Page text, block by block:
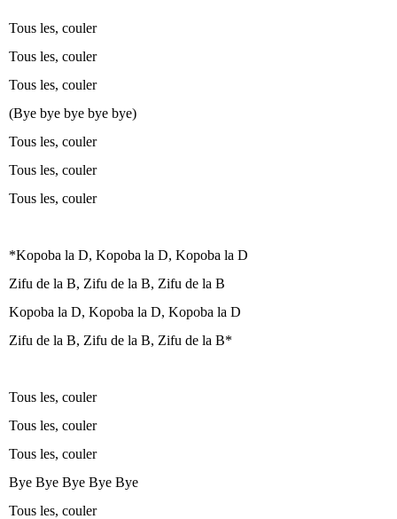
Tous les, couler
Tous les, couler
Tous les, couler
(Bye bye bye bye bye)
Tous les, couler
Tous les, couler
Tous les, couler
*Kopoba la D, Kopoba la D, Kopoba la D
Zifu de la B, Zifu de la B, Zifu de la B
Kopoba la D, Kopoba la D, Kopoba la D
Zifu de la B, Zifu de la B, Zifu de la B*
Tous les, couler
Tous les, couler
Tous les, couler
Bye Bye Bye Bye Bye
Tous les, couler